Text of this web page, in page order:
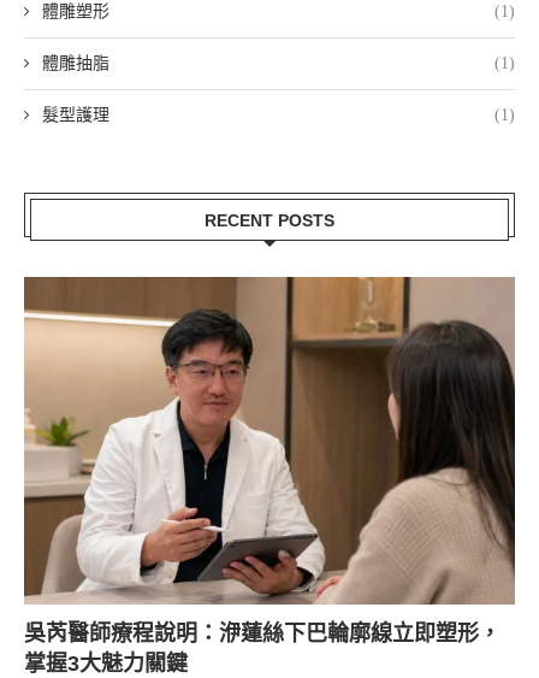
體雕塑形 (1)
體雕抽脂 (1)
髮型護理 (1)
RECENT POSTS
吳芮醫師療程說明：洢蓮絲下巴輪廓線立即塑形，
掌握3大魅力關鍵